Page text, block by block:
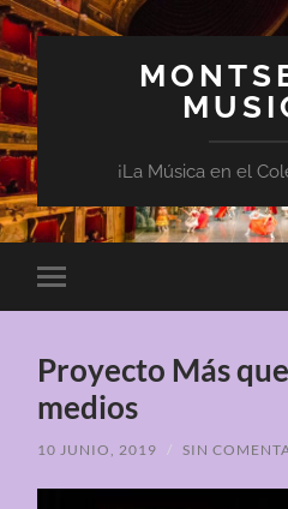
¡La Música en el
Alternar
el
Proyecto Más
medios
10 JUNIO, 2019 / SIN